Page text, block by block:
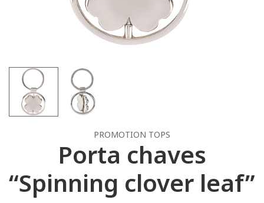
PROMOTION TOPS
Porta chaves
“Spinning clover leaf”